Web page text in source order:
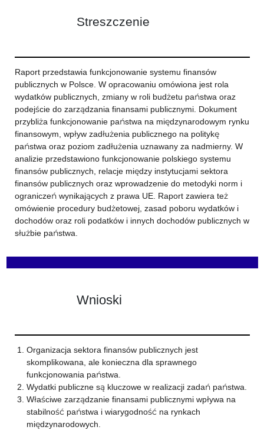
Streszczenie
Raport przedstawia funkcjonowanie systemu finansów
publicznych w Polsce. W opracowaniu omówiona jest rola
wydatków publicznych, zmiany w roli budżetu państwa oraz
podejście do zarządzania finansami publicznymi. Dokument
przybliża funkcjonowanie państwa na międzynarodowym rynku
finansowym, wpływ zadłużenia publicznego na politykę
państwa oraz poziom zadłużenia uznawany za nadmierny. W
analizie przedstawiono funkcjonowanie polskiego systemu
finansów publicznych, relacje między instytucjami sektora
finansów publicznych oraz wprowadzenie do metodyki norm i
ograniczeń wynikających z prawa UE. Raport zawiera też
omówienie procedury budżetowej, zasad poboru wydatków i
dochodów oraz roli podatków i innych dochodów publicznych w
służbie państwa.
Wnioski
Organizacja sektora finansów publicznych jest
skomplikowana, ale konieczna dla sprawnego
funkcjonowania państwa.
Wydatki publiczne są kluczowe w realizacji zadań państwa.
Właściwe zarządzanie finansami publicznymi wpływa na
stabilność państwa i wiarygodność na rynkach
międzynarodowych.